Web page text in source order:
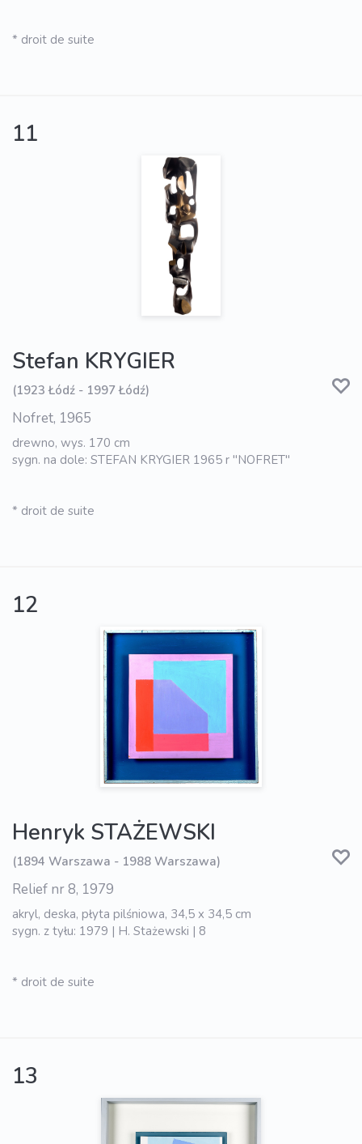
* droit de suite
11
Stefan KRYGIER
(1923 Łódź - 1997 Łódź)
Nofret, 1965
drewno, wys. 170 cm
sygn. na dole: STEFAN KRYGIER 1965 r "NOFRET"
* droit de suite
12
Henryk STAŻEWSKI
(1894 Warszawa - 1988 Warszawa)
Relief nr 8, 1979
akryl, deska, płyta pilśniowa, 34,5 x 34,5 cm
sygn. z tyłu: 1979 | H. Stażewski | 8
* droit de suite
13